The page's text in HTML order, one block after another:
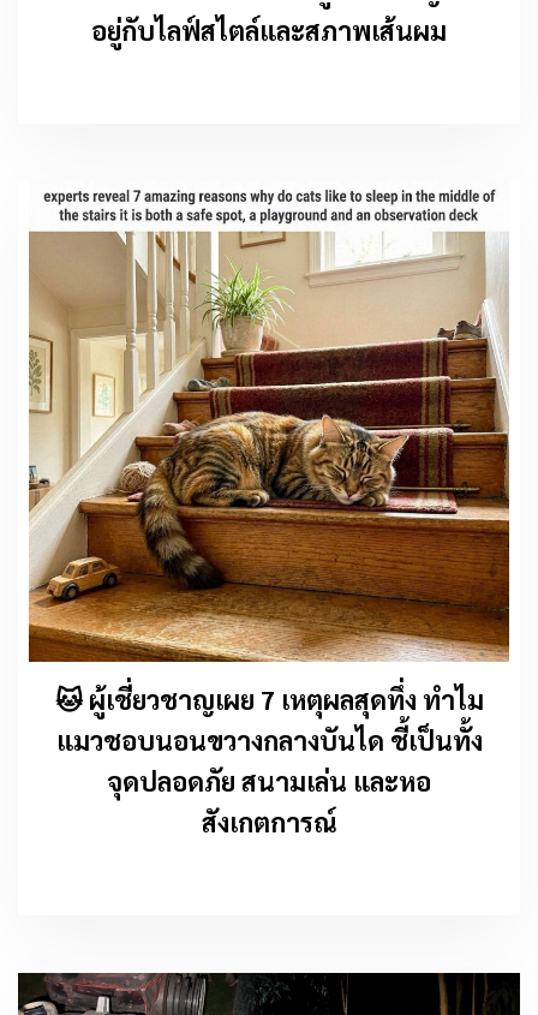
อยู่กับไลฟ์สไตล์และสภาพเส้นผม
🐱 ผู้เชี่ยวชาญเผย 7 เหตุผลสุดทึ่ง ทำไม
แมวชอบนอนขวางกลางบันได ชี้เป็นทั้ง
จุดปลอดภัย สนามเล่น และหอ
สังเกตการณ์